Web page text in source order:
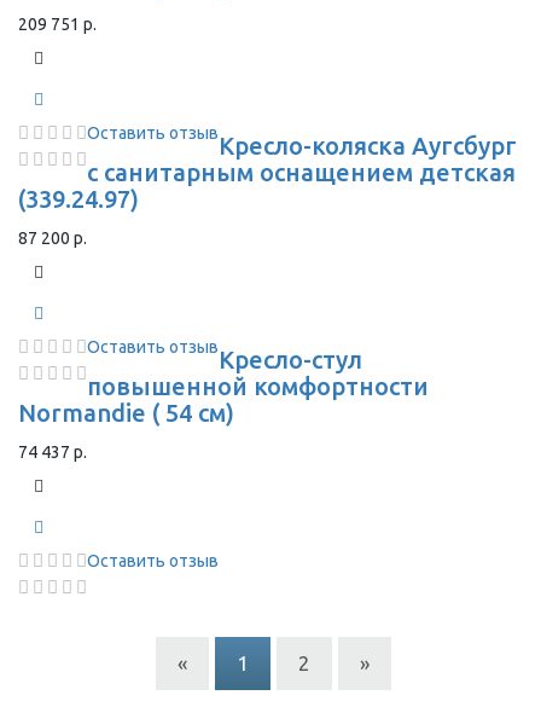
209 751 р.
Оставить отзывКресло-коляска Аугсбург
с санитарным оснащением детская
(339.24.97)
87 200 р.
Оставить отзывКресло-стул
повышенной комфортности
Normandie ( 54 см)
74 437 р.
Оставить отзыв
« 1 2 »